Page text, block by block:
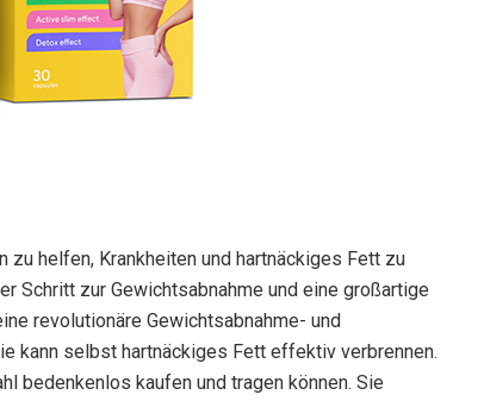
helfen, Krankheiten und hartnäckiges Fett zu
Schritt zur Gewichtsabnahme und eine großartige
revolutionäre Gewichtsabnahme- und
kann selbst hartnäckiges Fett effektiv verbrennen.
bedenkenlos kaufen und tragen können. Sie